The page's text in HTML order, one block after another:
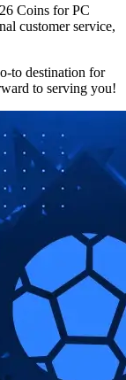
Coins for PC
customer service,
to destination for
to serving you!